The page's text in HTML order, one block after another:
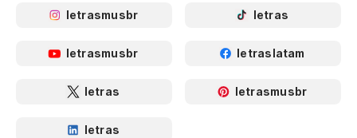
letrasmusbr letras
letrasmusbr letraslatam
letras letrasmusbr
letras